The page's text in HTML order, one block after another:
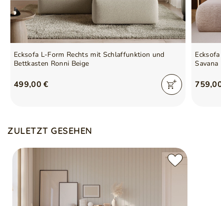
Stil Modern Skandinavisch
Methode zum Ausklappen DL-System
Montage Zur Selbstmontage
Anzahl Sitzplätze 3
Freistehendes Möbelstück
bezogen)
Ecksofa L-Form Rechts mit Schlaffunktion und
Bettkasten Ronni Beige
499,00 €
Savana
ZULETZT GESEHEN